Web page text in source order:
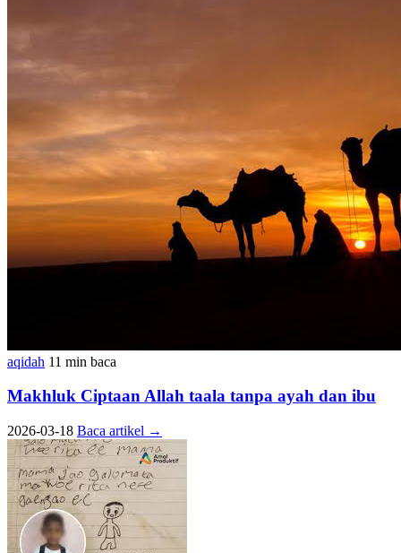
aqidah 11 min baca
Makhluk Ciptaan Allah taala tanpa ayah dan ibu
2026-03-18 Baca artikel →